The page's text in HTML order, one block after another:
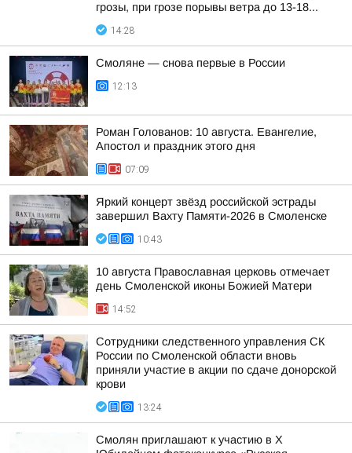
грозы, при грозе порывы ветра до 13-18...
14:28
Смоляне — снова первые в России
12:13
Роман Голованов: 10 августа. Евангелие,
Апостол и праздник этого дня
07:09
Яркий концерт звёзд российской эстрады
завершил Вахту Памяти-2026 в Смоленске
10:43
10 августа Православная церковь отмечает
день Смоленской иконы Божией Матери
14:52
Сотрудники следственного управления СК
России по Смоленской области вновь
приняли участие в акции по сдаче донорской
крови
13:24
Смолян приглашают к участию в X